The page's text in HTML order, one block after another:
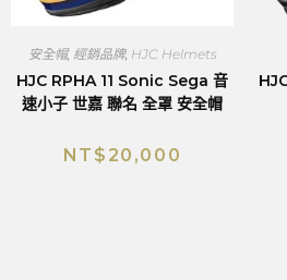
安全帽, 經銷品牌, HJC Helmets
HJC RPHA 11 Sonic Sega 音
速小子 世嘉 聯名 全罩 安全帽
NT$ 20,000